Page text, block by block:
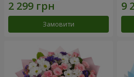
Замовити